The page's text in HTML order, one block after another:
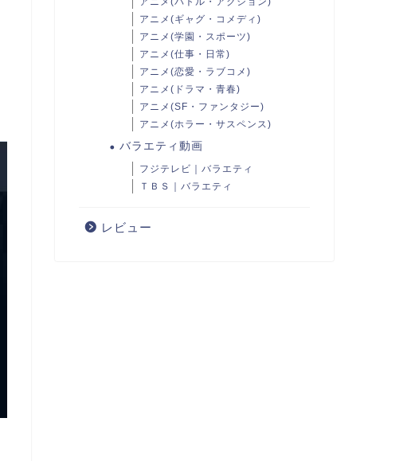
アニメ(ギャグ・コメディ)
アニメ(学園・スポーツ)
アニメ(仕事・日常)
アニメ(恋愛・ラブコメ)
アニメ(ドラマ・青春)
アニメ(SF・ファンタジー)
アニメ(ホラー・サスペンス)
バラエティ動画
フジテレビ｜バラエティ
ＴＢＳ｜バラエティ
レビュー